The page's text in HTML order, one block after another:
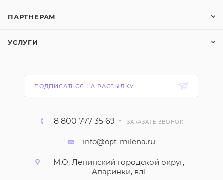
ПАРТНЕРАМ
УСЛУГИ
ПОДПИСАТЬСЯ НА РАССЫЛКУ
8 800 777 35 69 ЗАКАЗАТЬ ЗВОНОК
info@opt-milena.ru
М.О, Ленинский городской округ,
Апаринки, вл1